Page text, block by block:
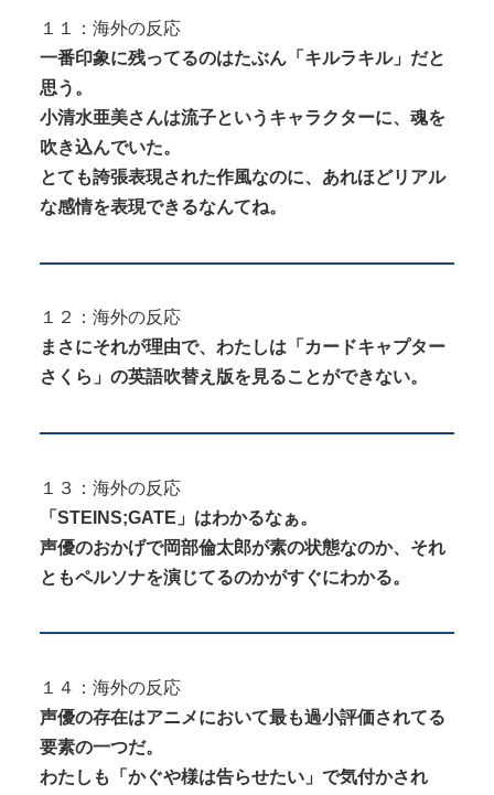
１１：海外の反応
一番印象に残ってるのはたぶん「キルラキル」だと
思う。
小清水亜美さんは流子というキャラクターに、魂を
吹き込んでいた。
とても誇張表現された作風なのに、あれほどリアル
な感情を表現できるなんてね。
１２：海外の反応
まさにそれが理由で、わたしは「カードキャプター
さくら」の英語吹替え版を見ることができない。
１３：海外の反応
「STEINS;GATE」はわかるなぁ。
声優のおかげで岡部倫太郎が素の状態なのか、それ
ともペルソナを演じてるのかがすぐにわかる。
１４：海外の反応
声優の存在はアニメにおいて最も過小評価されてる
要素の一つだ。
わたしも「かぐや様は告らせたい」で気付かされ